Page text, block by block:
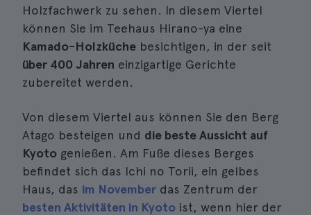
Holzfachwerk zu sehen. In diesem Viertel
können Sie im Teehaus Hirano-ya eine
Kamado-Holzküche besichtigen, in der seit
über 400 Jahren einzigartige Gerichte
zubereitet werden.
Von diesem Viertel aus können Sie den Berg
Atago besteigen und die beste Aussicht auf
Kyoto genießen. Am Fuße dieses Berges
befindet sich das Ichi no Torii, ein gelbes
Haus, das im November das Zentrum der
besten Aktivitäten in Kyoto ist, wenn hier der